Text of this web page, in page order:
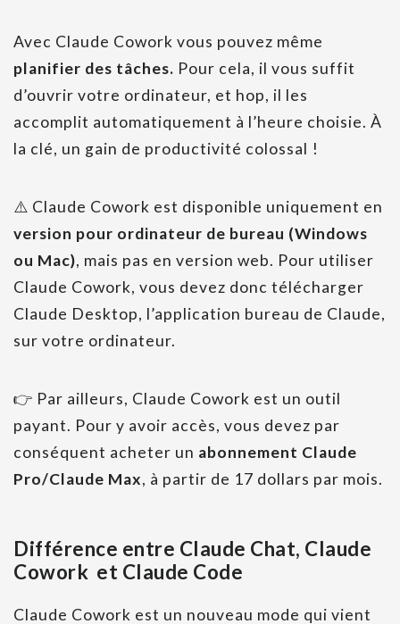
Avec Claude Cowork vous pouvez même
planifier des tâches. Pour cela, il vous suffit
d’ouvrir votre ordinateur, et hop, il les
accomplit automatiquement à l’heure choisie. À
la clé, un gain de productivité colossal !
⚠️ Claude Cowork est disponible uniquement en
version pour ordinateur de bureau (Windows
ou Mac), mais pas en version web. Pour utiliser
Claude Cowork, vous devez donc télécharger
Claude Desktop, l’application bureau de Claude,
sur votre ordinateur.
👉 Par ailleurs, Claude Cowork est un outil
payant. Pour y avoir accès, vous devez par
conséquent acheter un abonnement Claude
Pro/Claude Max, à partir de 17 dollars par mois.
Différence entre Claude Chat, Claude
Cowork et Claude Code
Claude Cowork est un nouveau mode qui vient